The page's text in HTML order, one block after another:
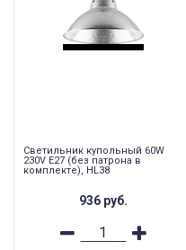
Светильник купольный 60W
230V E27 (без патрона в
комплекте), HL38
936 руб.